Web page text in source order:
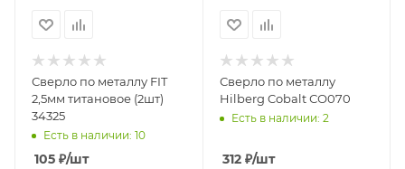
Сверло по металлу FIT
2,5мм титановое (2шт)
34325
Есть в наличии: 10
105 ₽/шт
Сверло по металлу
Hilberg Cobalt СО070
Есть в наличии: 2
312₽/шт